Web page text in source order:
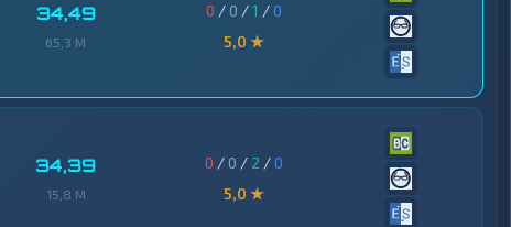
34,49
65,3 M
0 / 0 /1 /0
5,0 ★
34,39
15,8 M
0 / 0 / 2 /0
5,0 ★